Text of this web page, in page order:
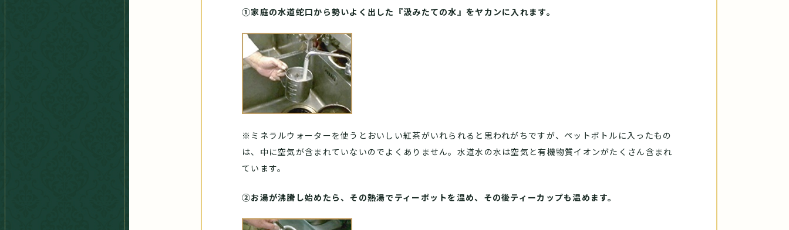
①家庭の水道蛇口から勢いよく出した『汲みたての水』をヤカンに入れます。
※ミネラルウォーターを使うとおいしい紅茶がいれられると思われがちですが、ペットボトルに入ったもの
は、中に空気が含まれていないのでよくありません。水道水の水は空気と有機物質イオンがたくさん含まれ
ています。
②お湯が沸騰し始めたら、その熱湯でティーポットを温め、その後ティーカップも温めます。